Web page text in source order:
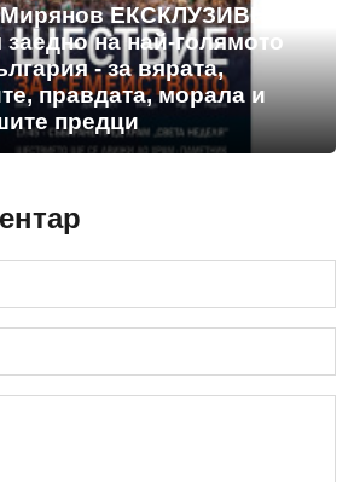
Мирянов ЕКСКЛУЗИВНО:
на най-голямото
- за вярата,
правдата, морала и
предци